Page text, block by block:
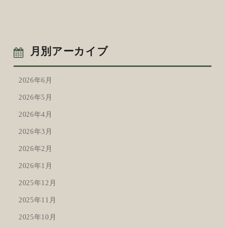
月別アーカイブ
2026年6月
2026年5月
2026年4月
2026年3月
2026年2月
2026年1月
2025年12月
2025年11月
2025年10月